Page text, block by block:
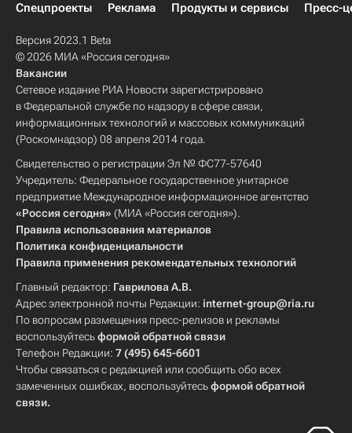
Спецпроекты
Реклама Продукты и сервисы Пресс-
Версия 2023.1 Beta
© 2026 МИА «Россия сегодня»
Вакансии
Сетевое издание РИА Новости зарегистрировано
в Федеральной службе по надзору в сфере связи,
информационных технологий и массовых коммуникаций
(Роскомнадзор) 08 апреля 2014 года.
Свидетельство о регистрации Эл № ФС77-57640
Учредитель: Федеральное государственное унитарное
предприятие Международное информационное агентство
«Россия сегодня» (МИА «Россия сегодня»).
Правила использования материалов
Политика конфиденциальности
Правила применения рекомендательных технологий
Главный редактор: Гаврилова А.В.
Адрес электронной почты Редакции: internet-group@ria.ru
По вопросам размещения пресс-релизов и рекламы
воспользуйтесьформой обратной связи
Телефон Редакции: 7 (495) 645-6601
Чтобы связаться с редакцией или сообщить обо всех
замеченных ошибках, воспользуйтесьформой обратной
связи.